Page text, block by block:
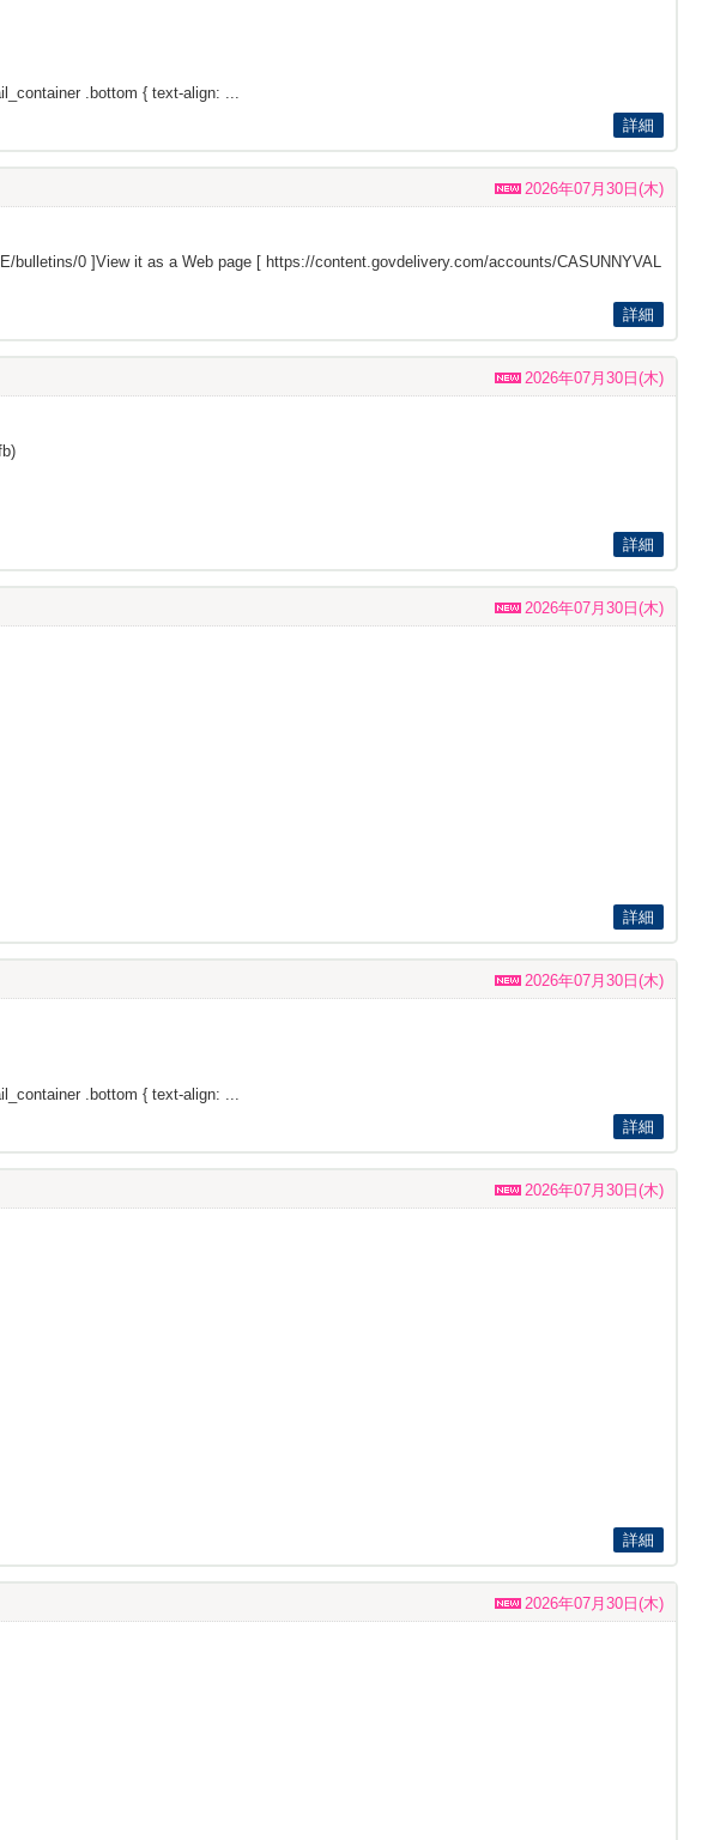
.bottom { text-align: ...
詳細
2026年07月30日(木)
bulletins/0 ]View it as a Web page [ https://content.govdelivery.com/accounts/CASUNNYVAL
詳細
2026年07月30日(木)
詳細
2026年07月30日(木)
詳細
2026年07月30日(木)
.bottom { text-align: ...
詳細
2026年07月30日(木)
詳細
2026年07月30日(木)